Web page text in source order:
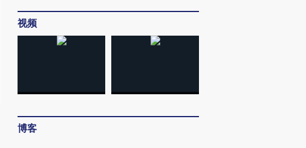
视频
博客